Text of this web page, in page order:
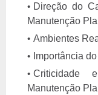
Direção do
Manutenção
Ambientes
Importância
Criticidade
Manutenção